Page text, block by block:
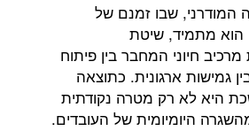
המודרני, שבו זמנם של
הוא מתמיד, שיטת
חיוני המחבר בין פיתוח
גמישות ארגונית. כתוצאה
היא לא רק מטרה נקודתית
היומיומית של העובדים.